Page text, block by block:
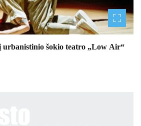
urbanistinio šokio teatro „Low Air“